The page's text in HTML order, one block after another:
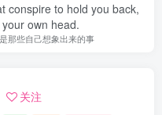
conspire to hold you back,
own head.
那些自己想象出来的事
关注